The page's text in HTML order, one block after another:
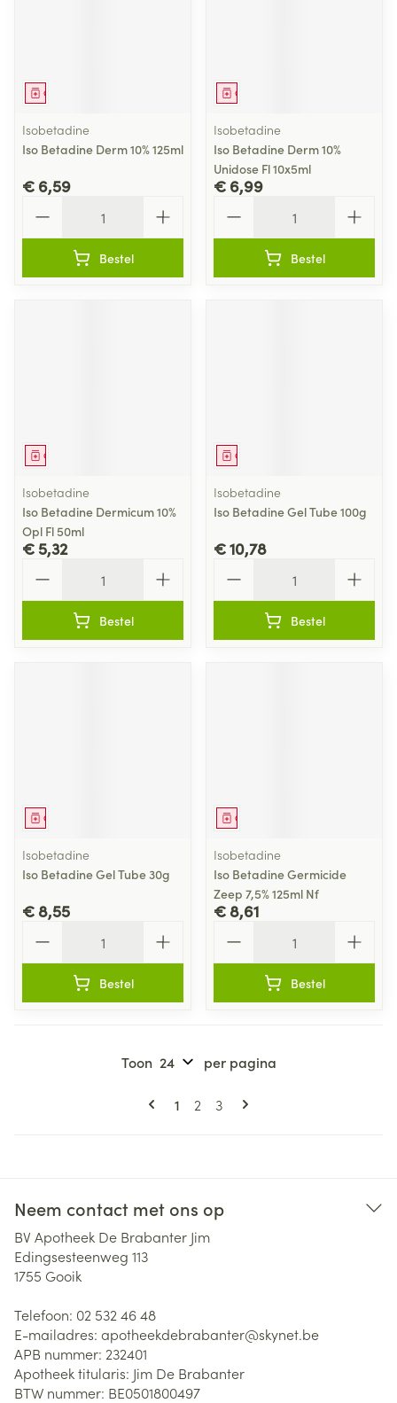
Geneesmiddel
Isobetadine
Iso Betadine Derm 10% 125ml
€ 6,59
Bestel
Geneesmiddel
Isobetadine
Iso Betadine Derm 10%
Unidose Fl 10x5ml
€ 6,99
Bestel
Geneesmiddel
Isobetadine
Iso Betadine Dermicum 10%
Opl Fl 50ml
€ 5,32
Bestel
Geneesmiddel
Isobetadine
Iso Betadine Gel Tube 100g
€ 10,78
Bestel
Geneesmiddel
Isobetadine
Iso Betadine Gel Tube 30g
€ 8,55
Bestel
Geneesmiddel
Isobetadine
Iso Betadine Germicide
Zeep 7,5% 125ml Nf
€ 8,61
Bestel
Pagina's
U lees momenteel pagina
1 Pagina
2 Pagina
3
Toon per pagina
Neem contact met ons op
BV Apotheek De Brabanter Jim
Edingsesteenweg 113
1755 Gooik
Telefoon: 02 532 46 48
E-mailadres: apotheekdebrabanter@skynet.be
APB nummer: 232401
Apotheek titularis: Jim De Brabanter
BTW nummer: BE0501800497